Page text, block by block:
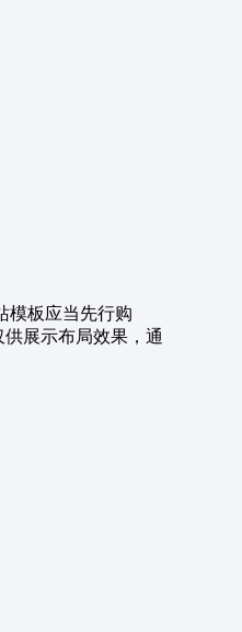
模板应当先行购
展示布局效果，通